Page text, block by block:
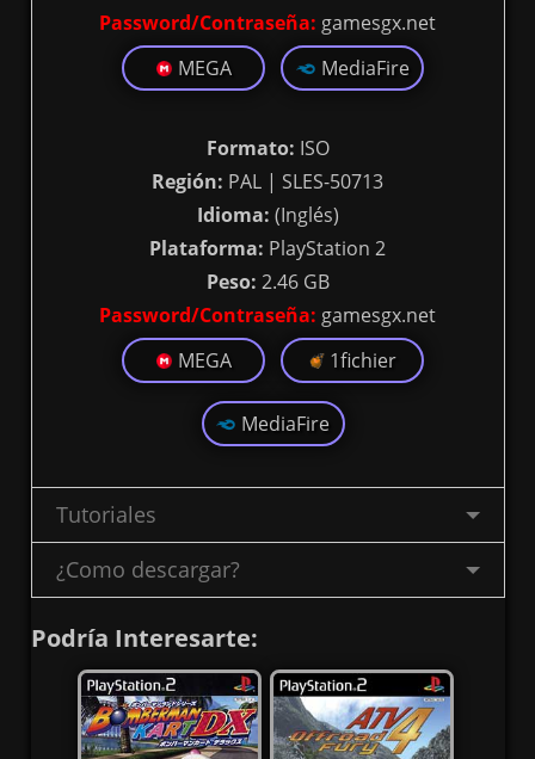
Password/Contraseña: gamesgx.net
MEGA
MediaFire
Formato: ISO
Región: PAL | SLES-50713
Idioma: (Inglés)
Plataforma: PlayStation 2
Peso: 2.46 GB
Password/Contraseña: gamesgx.net
MEGA
1fichier
MediaFire
Tutoriales
¿Como descargar?
Podría Interesarte: